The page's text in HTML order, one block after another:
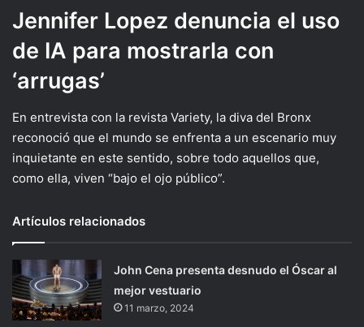
Jennifer Lopez denuncia el uso
de IA para mostrarla con
‘arrugas’
En entrevista con la revista Variety, la diva del Bronx
reconoció que el mundo se enfrenta a un escenario muy
inquietante en este sentido, sobre todo aquellos que,
como ella, viven “bajo el ojo público”.
Artículos relacionados
John Cena presenta desnudo el Óscar al
mejor vestuario
11 marzo, 2024